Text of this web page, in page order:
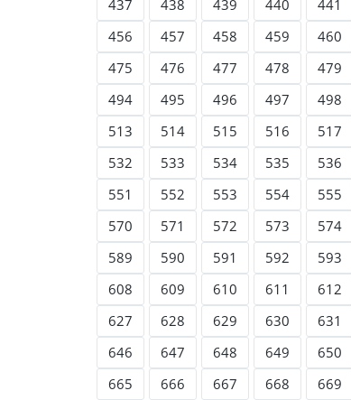
437 438 439 440 441
456
457 458 459 460
475
476 477 478 479
494
495 496 497 498
513
514 515 516 517
532
533 534 535 536
551
552 553 554 555
570
571 572 573 574
589
590 591 592 593
608
609 610 611 612
627
628 629 630 631
646
647 648 649 650
665
666 667 668 669